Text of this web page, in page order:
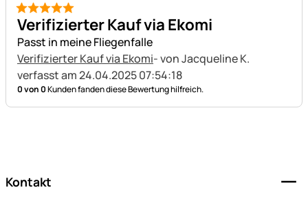
5 von 5
Verifizierter Kauf via Ekomi
Passt in meine Fliegenfalle
Verifizierter Kauf via Ekomi- von Jacqueline K.
verfasst am 24.04.2025 07:54:18
0 von 0Kunden fanden diese Bewertung hilfreich.
Kontakt